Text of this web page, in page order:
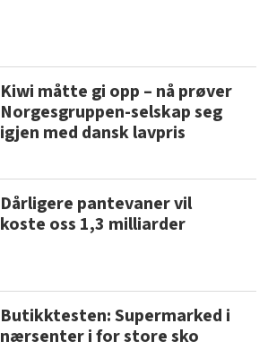
Kiwi måtte gi opp – nå prøver
Norgesgruppen-selskap seg
igjen med dansk lavpris
Dårligere pantevaner vil
koste oss 1,3 milliarder
Butikktesten: Supermarked i
nærsenter i for store sko